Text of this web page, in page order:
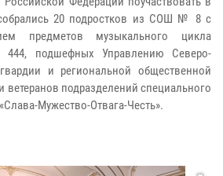
20 подростков из СОШ № 8 с
предметов музыкального цикла
подшефных Управлению Северо-
и региональной общественной
ветеранов подразделений специального
Мужество-Отвага-Честь».